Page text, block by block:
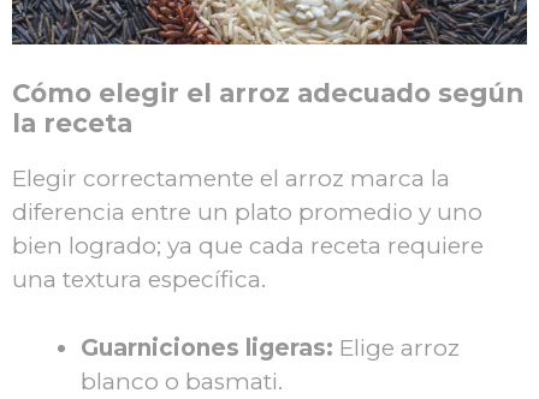
Cómo elegir el arroz adecuado según
la receta
Elegir correctamente el arroz marca la
diferencia entre un plato promedio y uno
bien logrado; ya que cada receta requiere
una textura específica.
Guarniciones ligeras: Elige arroz
blanco o basmati.